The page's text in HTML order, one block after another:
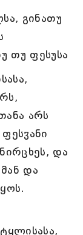
გინათუ
თუ ფესუსა
არს
და
და